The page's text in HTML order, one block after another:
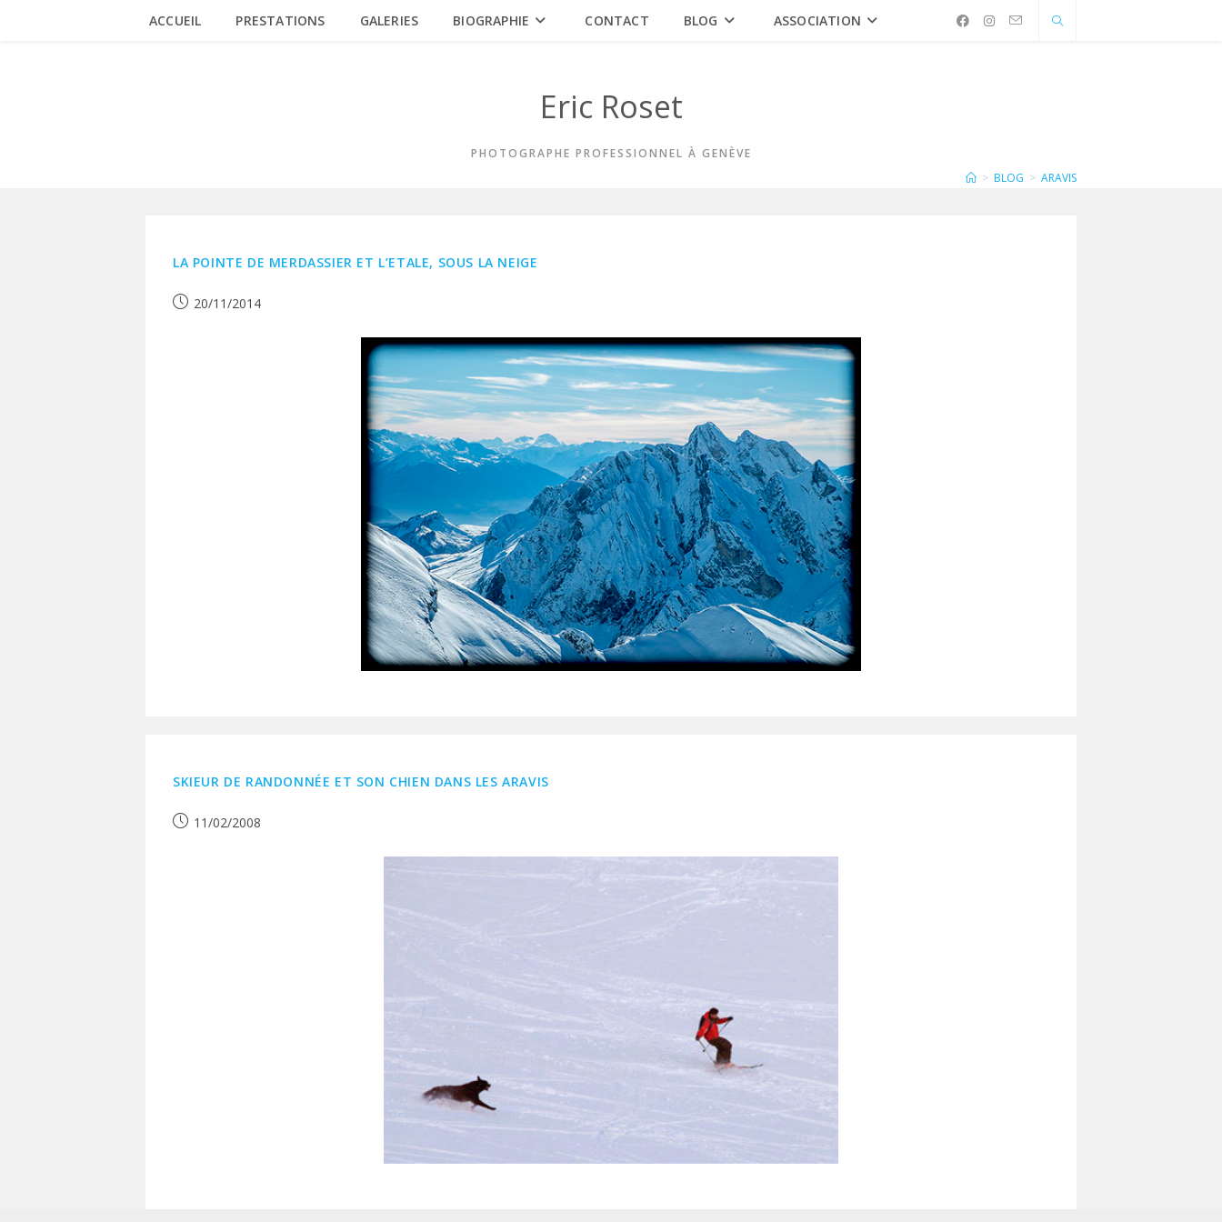
ACCUEIL PRESTATIONS GALERIES BIOGRAPHIE CONTACT BLOG ASSOCIATION
Eric Roset
PHOTOGRAPHE PROFESSIONNEL À GENÈVE
> BLOG > ARAVIS
LA POINTE DE MERDASSIER ET L’ETALE, SOUS LA NEIGE
Publication
20/11/2014
SKIEUR DE RANDONNÉE ET SON CHIEN DANS LES ARAVIS
Publication
11/02/2008